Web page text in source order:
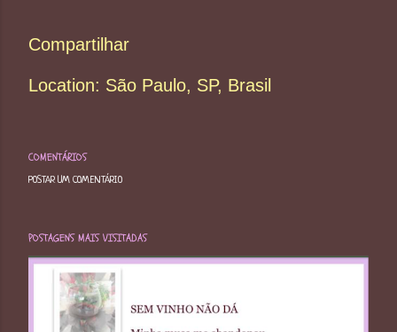
Compartilhar
Location: São Paulo, SP, Brasil
COMENTÁRIOS
POSTAR UM COMENTÁRIO
POSTAGENS MAIS VISITADAS